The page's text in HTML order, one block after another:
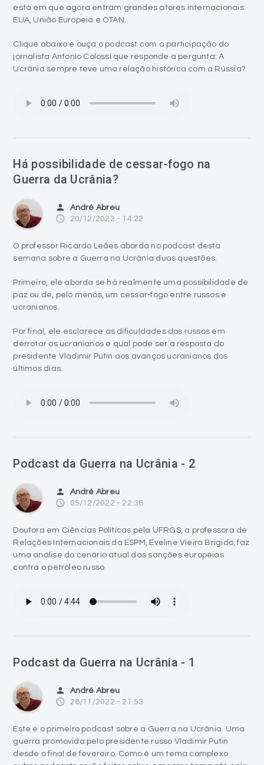
está em que agora entram grandes atores internacionais:
EUA, União Europeia e OTAN.
Clique abaixo e ouça o podcast com a participação do
jornalista Antonio Colossi que responde a pergunta: A
Ucrânia sempre teve uma relação histórica com a Rússia?
Há possibilidade de cessar-fogo na
Guerra da Ucrânia?
person André Abreu
access_time 20/12/2022 - 14:22
O professor Ricardo Leães aborda no podcast desta
semana sobre a Guerra na Ucrânia duas questões.
Primeiro, ele aborda se há realmente uma possibilidade de
paz ou de, pelo menos, um cessar-fogo entre russos e
ucranianos.
Por final, ele esclarece as dificuldades dos russos em
derrotar os ucranianos e qual pode ser a resposta do
presidente Vladimir Putin aos avanços ucranianos dos
últimos dias.
Podcast da Guerra na Ucrânia - 2
person André Abreu
access_time 05/12/2022 - 22:38
Doutora em Ciências Políticas pela UFRGS, a professora de
Relações Internacionais da ESPM, Eveline Vieira Brigido, faz
uma análise do cenário atual das sanções europeias
contra o petróleo russo.
Podcast da Guerra na Ucrânia - 1
person André Abreu
access_time 28/11/2022 - 21:53
Este é o primeiro podcast sobre a Guerra na Ucrânia. Uma
guerra promovida pelo presidente russo Vladimir Putin
desde o final de fevereiro. Como é um tema complexo